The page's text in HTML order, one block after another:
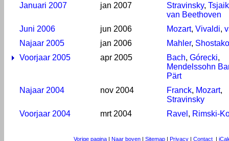
Januari 2007
jan 2007 Stravinsky,
van Beethoven
Juni 2006
jun 2006 Mozart, Vivaldi,
Najaar 2005
jan 2006 Mahler,
Voorjaar 2005
apr 2005 Bach, Górecki,
Mendelssohn
Pärt
Najaar 2004
nov 2004 Franck, Mozart,
Stravinsky
Voorjaar 2004
mrt 2004 Ravel , Rimski-
Vorige pagina | Naar boven | Sitemap | Privacy | Contact |